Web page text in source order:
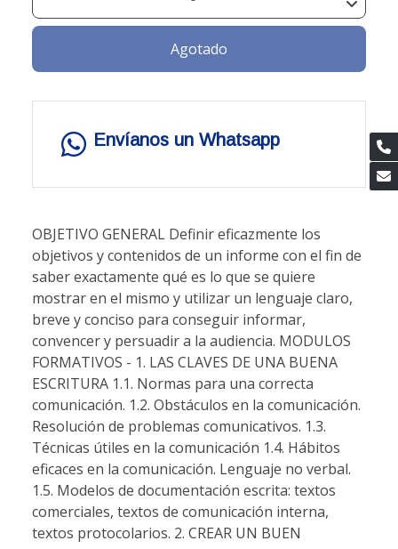
Agotado
Envíanos un Whatsapp
OBJETIVO GENERAL Definir eficazmente los
objetivos y contenidos de un informe con el fin de
saber exactamente qué es lo que se quiere
mostrar en el mismo y utilizar un lenguaje claro,
breve y conciso para conseguir informar,
convencer y persuadir a la audiencia. MODULOS
FORMATIVOS - 1. LAS CLAVES DE UNA BUENA
ESCRITURA 1.1. Normas para una correcta
comunicación. 1.2. Obstáculos en la comunicación.
Resolución de problemas comunicativos. 1.3.
Técnicas útiles en la comunicación 1.4. Hábitos
eficaces en la comunicación. Lenguaje no verbal.
1.5. Modelos de documentación escrita: textos
comerciales, textos de comunicación interna,
textos protocolarios. 2. CREAR UN BUEN